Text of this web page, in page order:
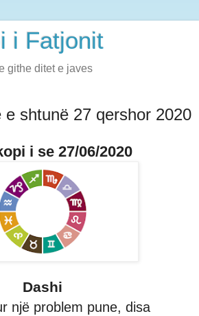
i Fatjonit
githe ditet e javes
e shtunë 27 qershor 2020
i se 27/06/2020
Dashi
një problem pune, disa